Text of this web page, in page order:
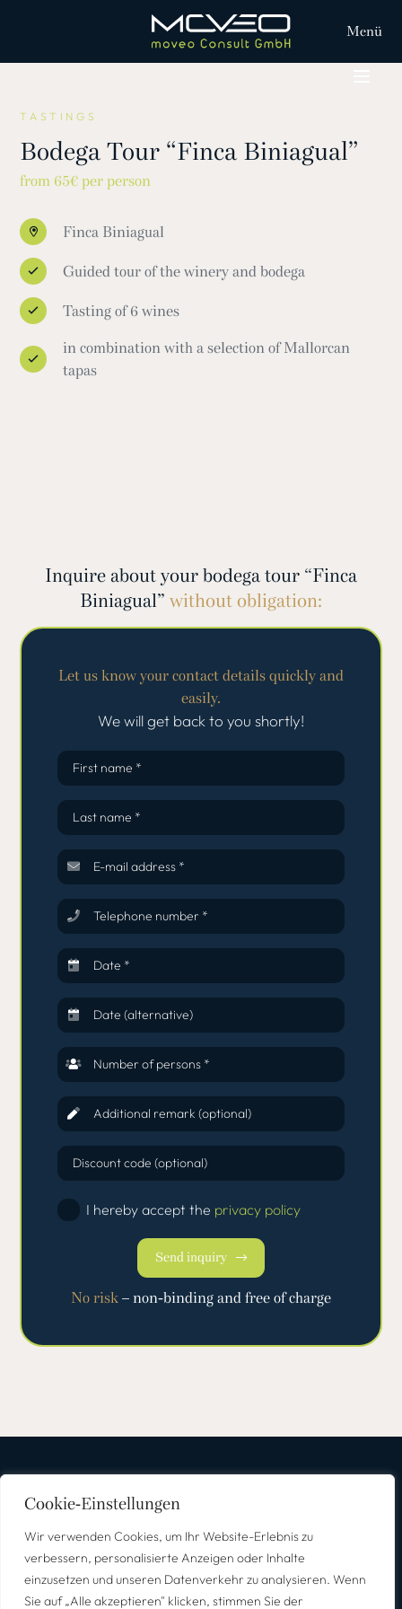
Cookie-Einstellungen
Wir verwenden Cookies, um Ihr Website-Erlebnis zu
verbessern, personalisierte Anzeigen oder Inhalte
einzusetzen und unseren Datenverkehr zu analysieren. Wenn
Sie auf „Alle akzeptieren" klicken, stimmen Sie der
Menü
TASTINGS
Bodega Tour “Finca Biniagual”
from 65€ per person
Finca Biniagual
Guided tour of the winery and bodega
Tasting of 6 wines
in combination with a selection of Mallorcan
tapas
Inquire about your bodega tour “Finca
Biniagual” without obligation:
Let us know your contact details quickly and
easily.
We will get back to you shortly!
First name *
Last name *
E-mail address *
Telephone number *
Date *
Date (alternative)
Number of persons *
Additional remark (optional)
Discount code (optional)
I hereby accept the privacy policy
Send inquiry
No risk– non-binding and free of charge
Kontakt
Impressum Datenschutz